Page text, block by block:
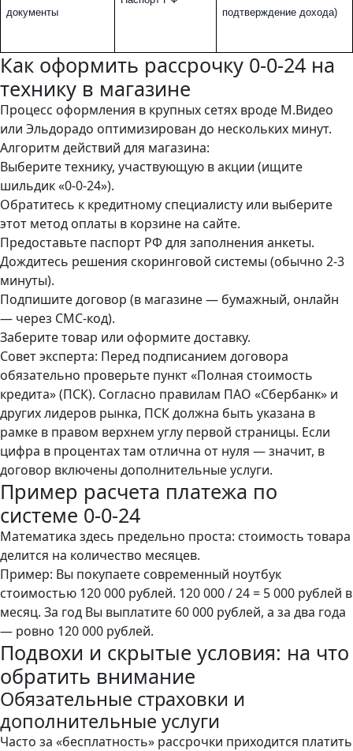
документы
подтверждение дохода)
Как оформить рассрочку 0-0-24 на
технику в магазине
Процесс оформления в крупных сетях вроде М.Видео
или Эльдорадо оптимизирован до нескольких минут.
Алгоритм действий для магазина:
Выберите технику, участвующую в акции (ищите
шильдик «0-0-24»).
Обратитесь к кредитному специалисту или выберите
этот метод оплаты в корзине на сайте.
Предоставьте паспорт РФ для заполнения анкеты.
Дождитесь решения скоринговой системы (обычно 2-3
минуты).
Подпишите договор (в магазине — бумажный, онлайн
— через СМС-код).
Заберите товар или оформите доставку.
Совет эксперта: Перед подписанием договора
обязательно проверьте пункт «Полная стоимость
кредита» (ПСК). Согласно правилам ПАО «Сбербанк» и
других лидеров рынка, ПСК должна быть указана в
рамке в правом верхнем углу первой страницы. Если
цифра в процентах там отлична от нуля — значит, в
договор включены дополнительные услуги.
Пример расчета платежа по
системе 0-0-24
Математика здесь предельно проста: стоимость товара
делится на количество месяцев.
Пример: Вы покупаете современный ноутбук
стоимостью 120 000 рублей. 120 000 / 24 = 5 000 рублей в
месяц. За год Вы выплатите 60 000 рублей, а за два года
— ровно 120 000 рублей.
Подвохи и скрытые условия: на что
обратить внимание
Обязательные страховки и
дополнительные услуги
Часто за «бесплатность» рассрочки приходится платить